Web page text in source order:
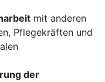
mit anderen
Pflegekräften und
der